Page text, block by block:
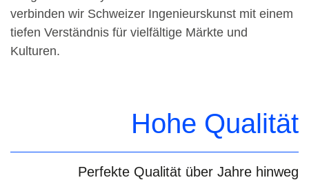
verbinden wir Schweizer Ingenieurskunst mit einem
tiefen Verständnis für vielfältige Märkte und
Kulturen.
Hohe Qualität
Perfekte Qualität über Jahre hinweg